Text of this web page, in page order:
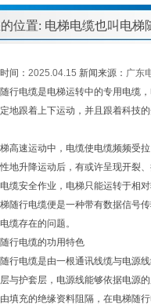
位置: 电梯电缆也叫电梯
间： 2025.04.15 新闻来源： 广东
行电缆是电梯运转中的专用电缆
地跟着上下运动，并且跟着科技
高速运动中，电缆使电缆频频受
地升降运动后，有或许呈现开裂
缆安全作业，电梯只能运转于相
随行电缆便是一种带有数据信号
缆存在的问题。
行电缆的功用特色
行电缆是由一根通讯线缆与电源
与护套层，电源线能够依据电源
填充的绝缘资料阻隔，在电梯随